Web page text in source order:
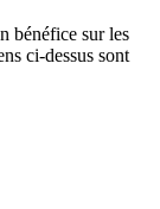
bénéfice sur les
ci-dessus sont